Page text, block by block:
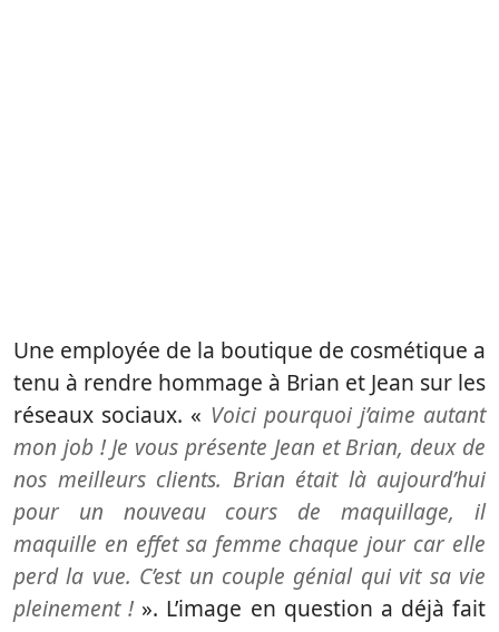
Une employée de la boutique de cosmétique a
tenu à rendre hommage à Brian et Jean sur les
réseaux sociaux. « Voici pourquoi j’aime autant
mon job ! Je vous présente Jean et Brian, deux de
nos meilleurs clients. Brian était là aujourd’hui
pour un nouveau cours de maquillage, il
maquille en effet sa femme chaque jour car elle
perd la vue. C’est un couple génial qui vit sa vie
pleinement !». L’image en question a déjà fait